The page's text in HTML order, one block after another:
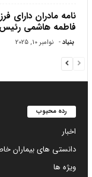
نامه مادران دارای
فاطمه هاشمی رئیس
بنیاد - نوامبر 10, 2025
رده محبوب
اخبار
دانستی های بیماران
ویژه ها